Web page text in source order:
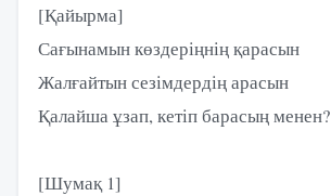
[Қайырма]
Сағынамын көздеріңнің қарасын
Жалғайтын сезімдердің арасын
Қалайша ұзап, кетіп барасың менен?
[Шумақ 1]